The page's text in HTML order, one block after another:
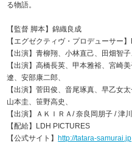
る物語。
【監督 脚本】錦織良成
【エグゼクティヴ・プロデューサー
【出演】青柳翔、小林直己、田畑智子
【出演】高橋長英、甲本雅裕、宮崎
遼、安部康二郎、
【出演】菅田俊、音尾琢真、早乙女
山本圭、笹野高史、
【出演】ＡＫＩＲＡ/ 奈良岡朋子 / 津
【配給】LDH PICTURES
【公式サイト】 http://tatara-samurai.jp